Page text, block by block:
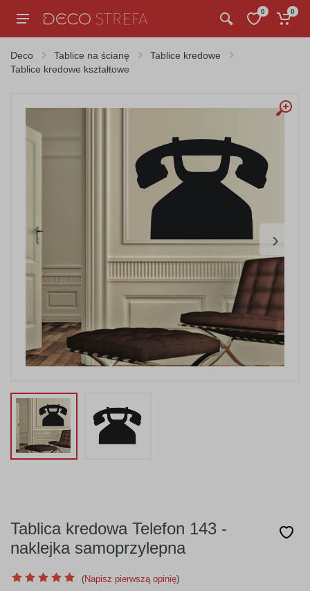
0 0
Deco Tablice na ścianę
Tablice kredowe
Tablice kredowe kształtowe
›
Tablica kredowa Telefon 143 -
naklejka samoprzylepna
(Napisz pierwszą opinię)